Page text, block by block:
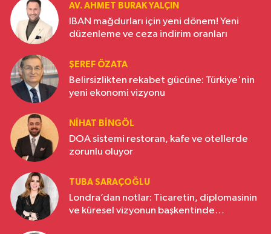
AV. AHMET BURAK YALÇIN
IBAN mağdurları için yeni dönem! Yeni
düzenleme ve ceza indirim oranları
ŞEREF ÖZATA
Belirsizlikten rekabet gücüne: Türkiye'nin
yeni ekonomi vizyonu
NIHAT BINGÖL
DOA sistemi restoran, kafe ve otellerde
zorunlu oluyor
TUBA SARAÇOĞLU
Londra’dan notlar: Ticaretin, diplomasinin
ve küresel vizyonun başkentinde